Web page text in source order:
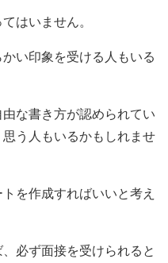
はいません。
い印象を受ける人もいる
な書き方が認められてい
う人もいるかもしれませ
を作成すればいいと考え
必ず面接を受けられると